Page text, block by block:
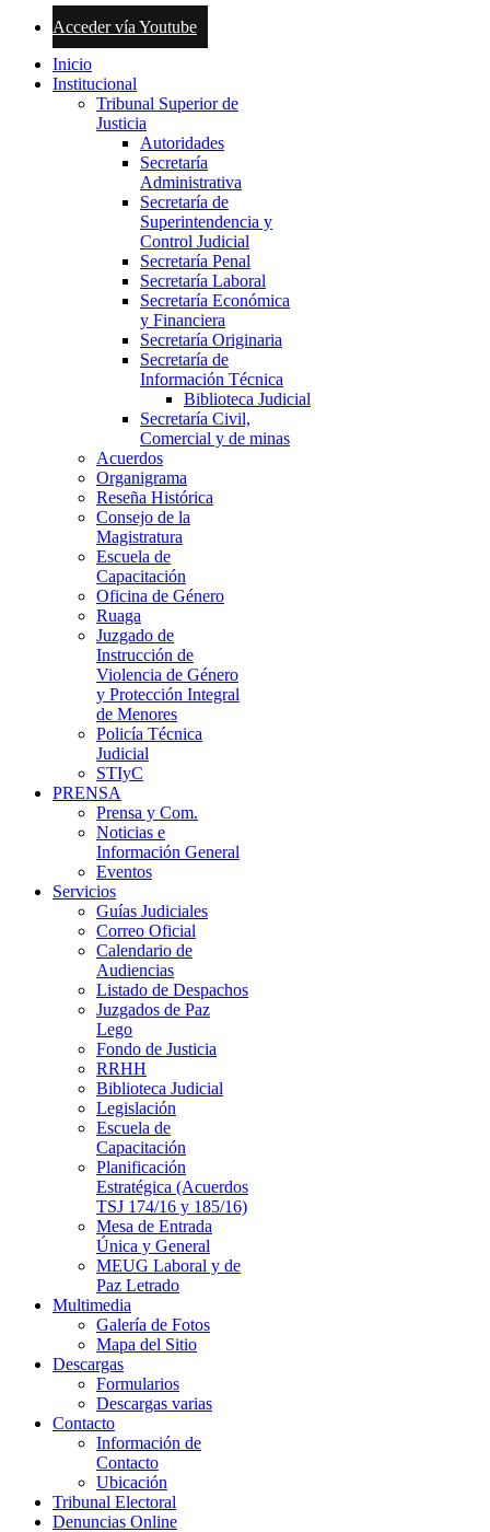
Acceder vía Youtube
Inicio
Institucional
Tribunal Superior de
Justicia
Autoridades
Secretaría
Administrativa
Secretaría de
Superintendencia y
Control Judicial
Secretaría Penal
Secretaría Laboral
Secretaría Económica
y Financiera
Secretaría Originaria
Secretaría de
Información Técnica
Biblioteca Judicial
Secretaría Civil,
Comercial y de minas
Acuerdos
Organigrama
Reseña Histórica
Consejo de la
Magistratura
Escuela de
Capacitación
Oficina de Género
Ruaga
Juzgado de
Instrucción de
Violencia de Género
y Protección Integral
de Menores
Policía Técnica
Judicial
STIyC
PRENSA
Prensa y Com.
Noticias e
Información General
Eventos
Servicios
Guías Judiciales
Correo Oficial
Calendario de
Audiencias
Listado de Despachos
Juzgados de Paz
Lego
Fondo de Justicia
RRHH
Biblioteca Judicial
Legislación
Escuela de
Capacitación
Planificación
Estratégica (Acuerdos
TSJ 174/16 y 185/16)
Mesa de Entrada
Única y General
MEUG Laboral y de
Paz Letrado
Multimedia
Galería de Fotos
Mapa del Sitio
Descargas
Formularios
Descargas varias
Contacto
Información de
Contacto
Ubicación
Tribunal Electoral
Denuncias Online